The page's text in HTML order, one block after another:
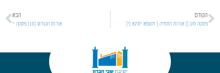
הקודם
פסקה מט [] אורות התחיה | חוצפא יסיגא [י]
הבא
אורות הקודש [10] פסקה י'